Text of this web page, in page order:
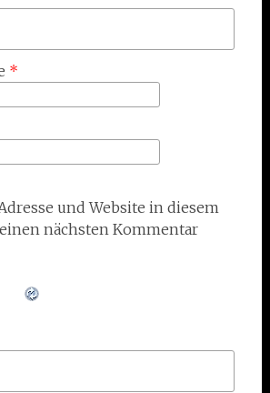
*
und Website in diesem
nächsten Kommentar